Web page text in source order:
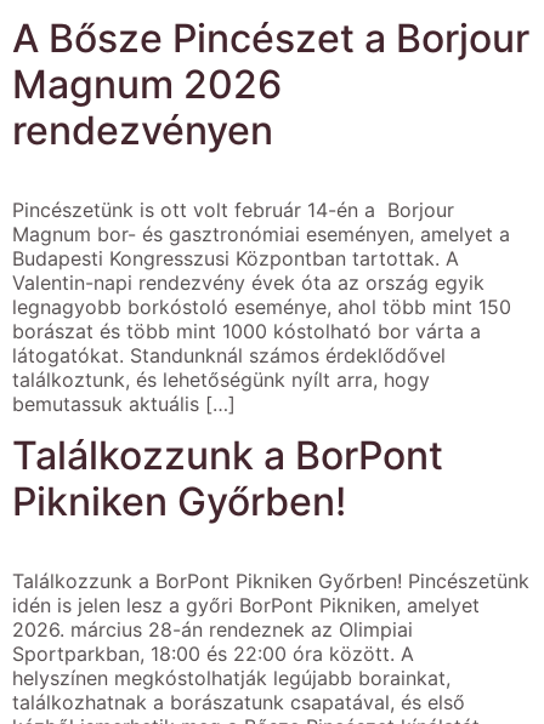
A Bősze Pincészet a Borjour
Magnum 2026
rendezvényen
Pincészetünk is ott volt február 14-én a Borjour
Magnum bor- és gasztronómiai eseményen, amelyet a
Budapesti Kongresszusi Központban tartottak. A
Valentin-napi rendezvény évek óta az ország egyik
legnagyobb borkóstoló eseménye, ahol több mint 150
borászat és több mint 1000 kóstolható bor várta a
látogatókat. Standunknál számos érdeklődővel
találkoztunk, és lehetőségünk nyílt arra, hogy
bemutassuk aktuális […]
Találkozzunk a BorPont
Pikniken Győrben!
Találkozzunk a BorPont Pikniken Győrben! Pincészetünk
idén is jelen lesz a győri BorPont Pikniken, amelyet
2026. március 28-án rendeznek az Olimpiai
Sportparkban, 18:00 és 22:00 óra között. A
helyszínen megkóstolhatják legújabb borainkat,
találkozhatnak a borászatunk csapatával, és első